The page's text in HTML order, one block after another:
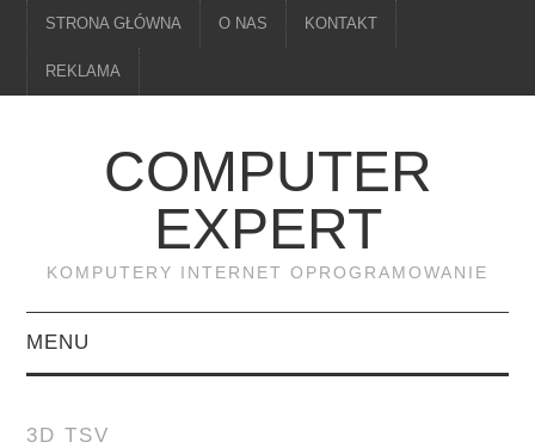
STRONA GŁÓWNA O NAS KONTAKT
REKLAMA
COMPUTER
EXPERT
KOMPUTERY INTERNET OPROGRAMOWANIE
MENU
3D TSV